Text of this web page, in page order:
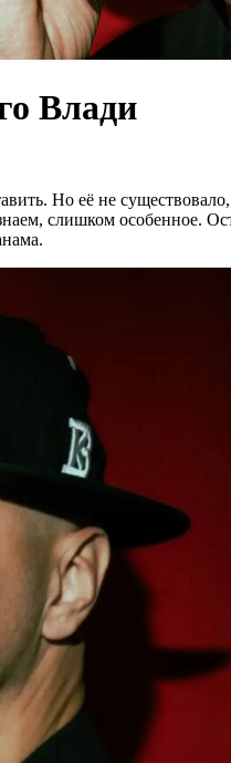
Влади
Но её не
слишком особенное.